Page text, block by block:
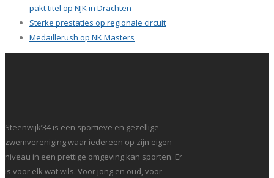
pakt titel op NJK in Drachten
Sterke prestaties op regionale circuit
Medaillerush op NK Masters
Steenwijk’34 is een sportieve en gezellige
zwemvereniging waar iedereen op zijn eigen
niveau in een prettige omgeving kan sporten. Er
is voor elk wat wils. Voor jong en oud, voor